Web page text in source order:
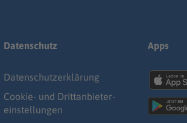
Datenschutz
Datenschutz­erklärung
Cookie- und Drittanbieter-
einstellungen
Apps